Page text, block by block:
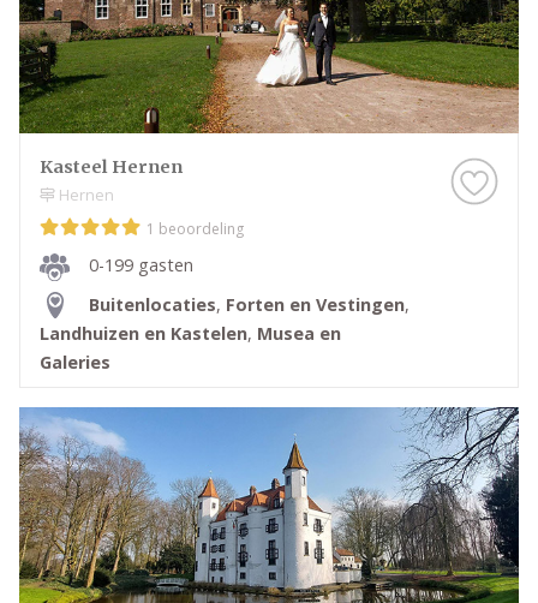
Kasteel Hernen
Hernen
1 beoordeling
0-199 gasten
Buitenlocaties, Forten en Vestingen,
Landhuizen en Kastelen, Musea en
Galeries